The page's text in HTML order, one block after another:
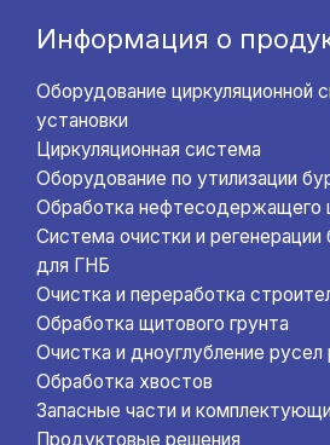
Информация о
Оборудование циркуляционной
установки
Циркуляционная система
Оборудование по утилизации
Обработка нефтесодержащего
Система очистки и регенерации
для ГНБ
Очистка и переработка
Обработка щитового грунта
Очистка и дноуглубление русел
Обработка хвостов
Запасные части и
Продуктовые решения